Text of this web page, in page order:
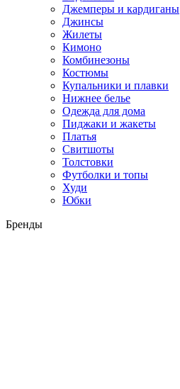
Джемперы и кардиганы
Джинсы
Жилеты
Кимоно
Комбинезоны
Костюмы
Купальники и плавки
Нижнее белье
Одежда для дома
Пиджаки и жакеты
Платья
Свитшоты
Толстовки
Футболки и топы
Худи
Юбки
Бренды